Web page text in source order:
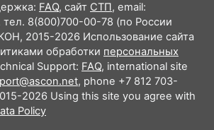
FAQ, сайт СТП, email:
тел. 8(800)700-00-78 (по России
2015-2026 Использование сайта
обработки персональных
Support: FAQ, international site
, phone +7 812 703-
2026 Using this site you agree with
Policy